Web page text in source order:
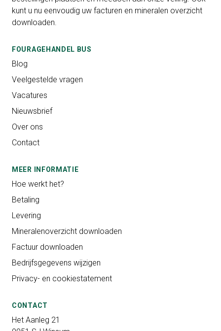
kunt u nu eenvoudig uw facturen en mineralen overzicht
downloaden.
FOURAGEHANDEL BUS
Blog
Veelgestelde vragen
Vacatures
Nieuwsbrief
Over ons
Contact
MEER INFORMATIE
Hoe werkt het?
Betaling
Levering
Mineralenoverzicht downloaden
Factuur downloaden
Bedrijfsgegevens wijzigen
Privacy- en cookiestatement
CONTACT
Het Aanleg 21